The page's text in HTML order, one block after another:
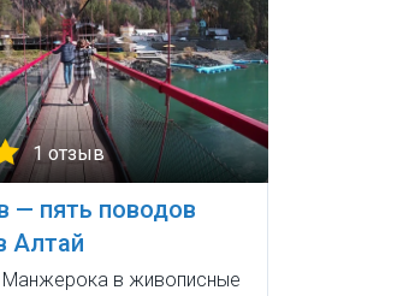
1 отзыв
— пять поводов
Алтай
Манжерока в живописные